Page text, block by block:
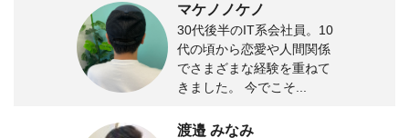
マケノノケノ
30代後半のIT系会社員。10
代の頃から恋愛や人間関係
でさまざまな経験を重ねて
きました。 今でこそ...
渡邉 みなみ